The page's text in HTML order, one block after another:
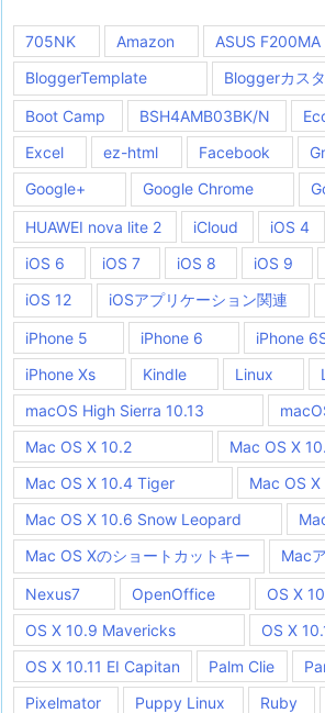
705NK Amazon ASUS
BloggerTemplate
Bloggerカス
Boot Camp BSH4AMB03BK/N
Excel
ez-html Facebook
Google+
Google Chrome
HUAWEI nova lite 2 iCloud iOS 4
iOS 6
iOS 7 iOS 8 iOS 9
iOS 12
iOSアプリケーション関連
iPhone 5 iPhone 6 iPhone
iPhone Xs
Kindle Linux
macOS High Sierra 10.13
Mac OS X 10.2
Mac OS X
Mac OS X 10.4 Tiger
Mac OS
Mac OS X 10.6 Snow Leopard
Mac OS Xのショートカットキー
Mac
Nexus7 OpenOffice
OS X
OS X 10.9 Mavericks
OS X
OS X 10.11 EI Capitan
Palm Clie
Pixelmator
Puppy Linux Ruby